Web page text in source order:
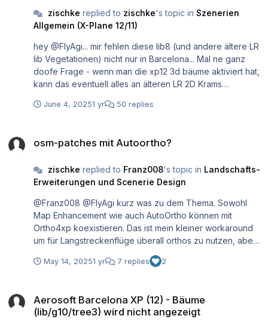
zischke replied to zischke's topic in Szenerien
Allgemein (X-Plane 12/11)
hey @FlyAgi... mir fehlen diese lib8 (und andere ältere LR
lib Vegetationen) nicht nur in Barcelona... Mal ne ganz
doofe Frage - wenn man die xp12 3d bäume aktiviert hat,
kann das eventuell alles an älteren LR 2D Krams
June 4, 20251 yr 50 replies
osm-patches mit Autoortho?
zischke replied to Franz008's topic in Landschafts-
Erweiterungen und Scenerie Design
@Franz008 @FlyAgi kurz was zu dem Thema. Sowohl
Map Enhancement wie auch AutoOrtho können mit
Ortho4xp koexistieren. Das ist mein kleiner workaround
um für Langstreckenflüge überall orthos zu nutzen, aber
nicht tausende GB für Regionen zu laden in denen ich
selten bin, bzw die nur überflogen sind. Mit anderen
einfach alles mit Ortho4xp. Für alles andere drumherum
kannst du dann einfach Autoortho oder Map
May 14, 20251 yr 7 replies 2
Aerosoft Barcelona XP (12) - Bäume
(lib/g10/tree3) wird nicht angezeigt